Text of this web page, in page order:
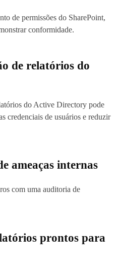
de permissões do SharePoint,
conformidade.
de relatórios do
do Active Directory pode
credenciais de usuários e reduzir
ameaças internas
com uma auditoria de
prontos para